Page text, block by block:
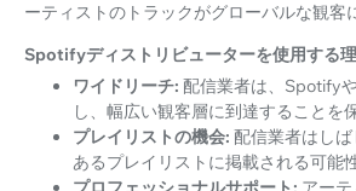
ーティストのトラックがグローバルな観
Spotifyディストリビューターを使用する
ワイドリーチ: 配信業者は、Spotify
し、幅広い観客層に到達することを
プレイリストの機会: 配信業者はし
あるプレイリストに掲載される可能